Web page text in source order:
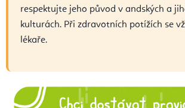
respektujte jeho původ v andských a
kulturách. Při zdravotních potížích se
lékaře.